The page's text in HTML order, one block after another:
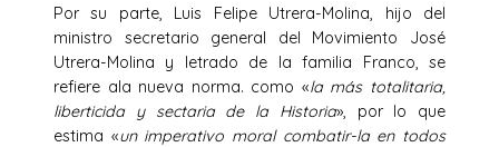
Por su parte, Luis Felipe Utrera-Molina, hijo del
ministro secretario general del Movimiento José
Utrera-Molina y letrado de la familia Franco, se
refiere ala nueva norma. como «la más totalitaria,
liberticida y sectaria de la Historia», por lo que
estima «un imperativo moral combatir-la en todos